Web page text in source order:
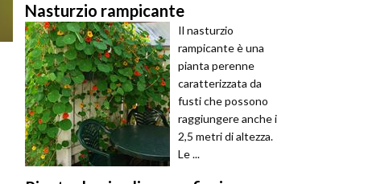
Nasturzio rampicante
Il nasturzio
rampicante è una
pianta perenne
caratterizzata da
fusti che possono
raggiungere anche i
2,5 metri di altezza.
Le ...